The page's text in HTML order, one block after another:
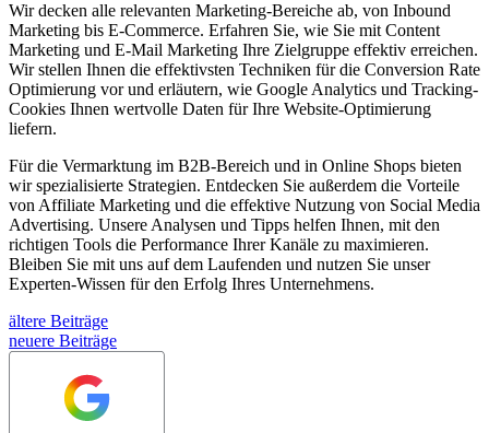
Wir decken alle relevanten Marketing-Bereiche ab, von Inbound
Marketing bis E-Commerce. Erfahren Sie, wie Sie mit Content
Marketing und E-Mail Marketing Ihre Zielgruppe effektiv erreichen.
Wir stellen Ihnen die effektivsten Techniken für die Conversion Rate
Optimierung vor und erläutern, wie Google Analytics und Tracking-
Cookies Ihnen wertvolle Daten für Ihre Website-Optimierung
liefern.
Für die Vermarktung im B2B-Bereich und in Online Shops bieten
wir spezialisierte Strategien. Entdecken Sie außerdem die Vorteile
von Affiliate Marketing und die effektive Nutzung von Social Media
Advertising. Unsere Analysen und Tipps helfen Ihnen, mit den
richtigen Tools die Performance Ihrer Kanäle zu maximieren.
Bleiben Sie mit uns auf dem Laufenden und nutzen Sie unser
Experten-Wissen für den Erfolg Ihres Unternehmens.
ältere Beiträge
neuere Beiträge